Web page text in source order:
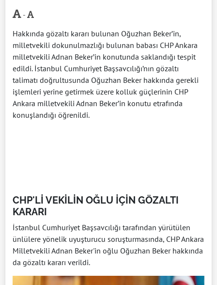
-
Hakkında gözaltı kararı bulunan Oğuzhan Beker’in,
milletvekili dokunulmazlığı bulunan babası CHP Ankara
milletvekili Adnan Beker’in konutunda saklandığı tespit
edildi. İstanbul Cumhuriyet Başsavcılığı’nın gözaltı
talimatı doğrultusunda Oğuzhan Beker hakkında gerekli
işlemleri yerine getirmek üzere kolluk güçlerinin CHP
Ankara milletvekili Adnan Beker’in konutu etrafında
konuşlandığı öğrenildi.
CHP'Lİ VEKİLİN OĞLU İÇİN GÖZALTI
KARARI
İstanbul Cumhuriyet Başsavcılığı tarafından yürütülen
ünlülere yönelik uyuşturucu soruşturmasında, CHP Ankara
Milletvekili Adnan Beker'in oğlu Oğuzhan Beker hakkında
da gözaltı kararı verildi.